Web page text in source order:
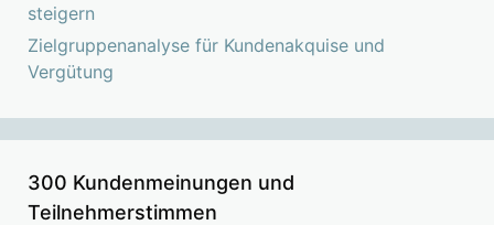
steigern
Zielgruppenanalyse für Kundenakquise und
Vergütung
300 Kundenmeinungen und
Teilnehmerstimmen